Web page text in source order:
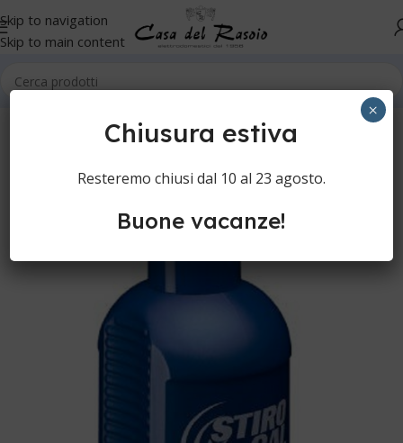
Skip to navigation
Skip to main content
Chiusura estiva
Resteremo chiusi dal 10 al 23 agosto.
Buone vacanze!
×